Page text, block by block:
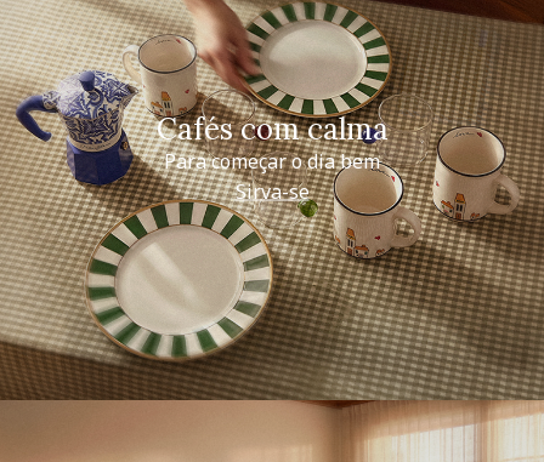
Cafés com calma
Para começar o dia bem
Sirva-se